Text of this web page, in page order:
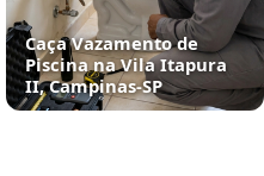
Caça Vazamento de
Piscina na Vila Itapura
II, Campinas‑SP